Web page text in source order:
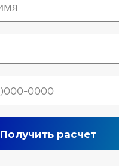
Получить расчет